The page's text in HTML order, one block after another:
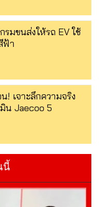
รมขนส่งให้รถ EV ใช้
ฟ้า
! เจาะลึกความจริง
น Jaecoo 5
นี้